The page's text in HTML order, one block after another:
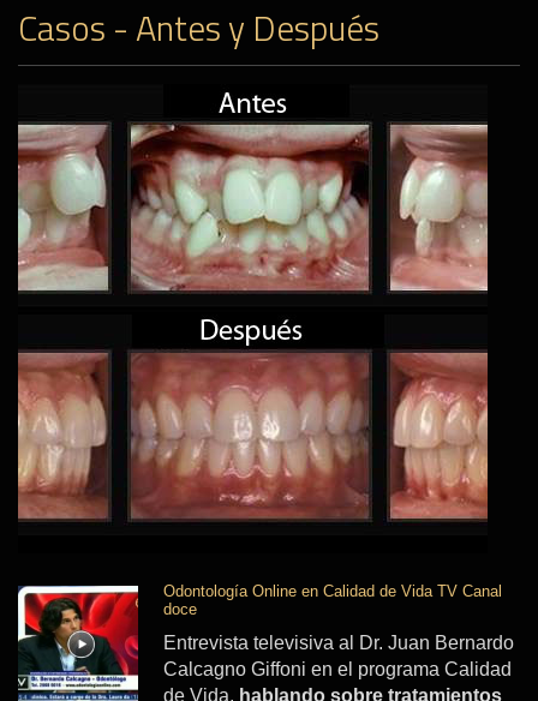
Casos - Antes y Después
Odontología Online en Calidad de Vida TV Canal
doce
Entrevista televisiva al Dr. Juan Bernardo
Calcagno Giffoni en el programa Calidad
de Vida, hablando sobre tratamientos